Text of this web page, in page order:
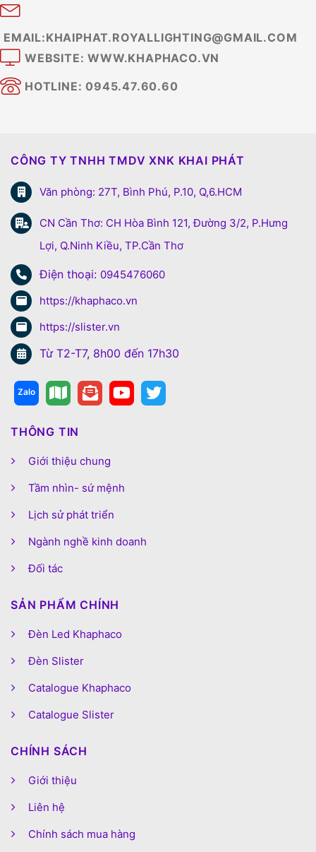
EMAIL:KHAIPHAT.ROYALLIGHTING@GMAIL.COM
WEBSITE: WWW.KHAPHACO.VN
HOTLINE: 0945.47.60.60
CÔNG TY TNHH TMDV XNK KHAI PHÁT
Văn phòng: 27T, Bình Phú, P.10, Q,6.HCM
CN Cần Thơ: CH Hòa Bình 121, Đường 3/2, P.Hưng
Lợi, Q.Ninh Kiều, TP.Cần Thơ
Điện thoại: 0945476060
https://khaphaco.vn
https://slister.vn
Từ T2-T7, 8h00 đến 17h30
THÔNG TIN
Giới thiệu chung
Tầm nhìn- sứ mệnh
Lịch sử phát triển
Ngành nghề kinh doanh
Đối tác
SẢN PHẨM CHÍNH
Đèn Led Khaphaco
Đèn Slister
Catalogue Khaphaco
Catalogue Slister
CHÍNH SÁCH
Giới thiệu
Liên hệ
Chính sách mua hàng